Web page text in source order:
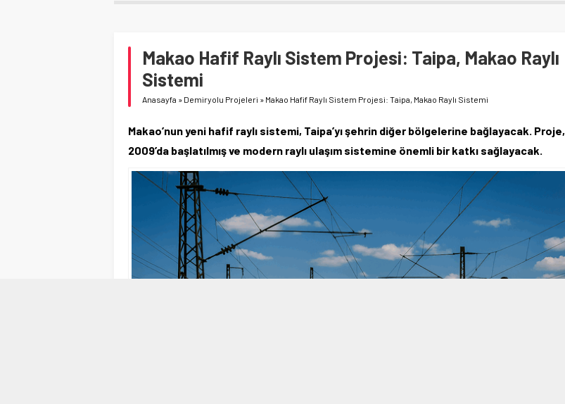
Makao Hafif Raylı Sistem Projesi: Taipa, Makao Raylı
Sistemi
Anasayfa » Demiryolu Projeleri » Makao Hafif Raylı Sistem Projesi: Taipa, Makao Raylı Sistemi
Makao’nun yeni hafif raylı sistemi, Taipa’yı şehrin diğer bölgelerine bağlayacak. Proje,
2009’da başlatılmış ve modern raylı ulaşım sistemine önemli bir katkı sağlayacak.